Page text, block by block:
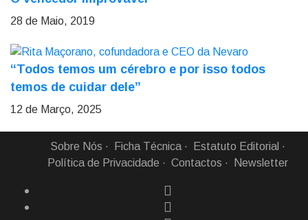
28 de Maio, 2019
“Todos temos um cérebro e por isso todos
temos de cuidar dele”
12 de Março, 2025
Sobre Nós Ficha Técnica
Estatuto Editorial
Política de Privacidade
Contactos Newsletter